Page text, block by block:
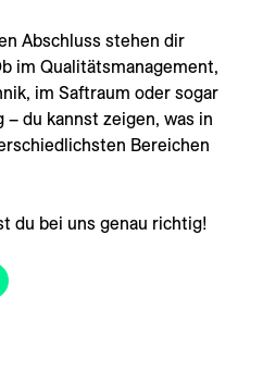
Abschluss stehen dir
im Qualitätsmanagement,
im Saftraum oder sogar
du kannst zeigen, was in
Bereichen
du bei uns genau richtig!